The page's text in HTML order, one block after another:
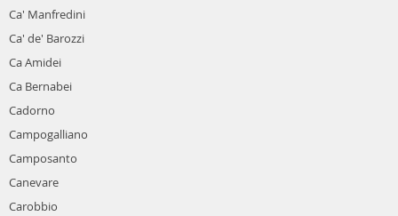
Ca' Manfredini
Ca' de' Barozzi
Ca Amidei
Ca Bernabei
Cadorno
Campogalliano
Camposanto
Canevare
Carobbio